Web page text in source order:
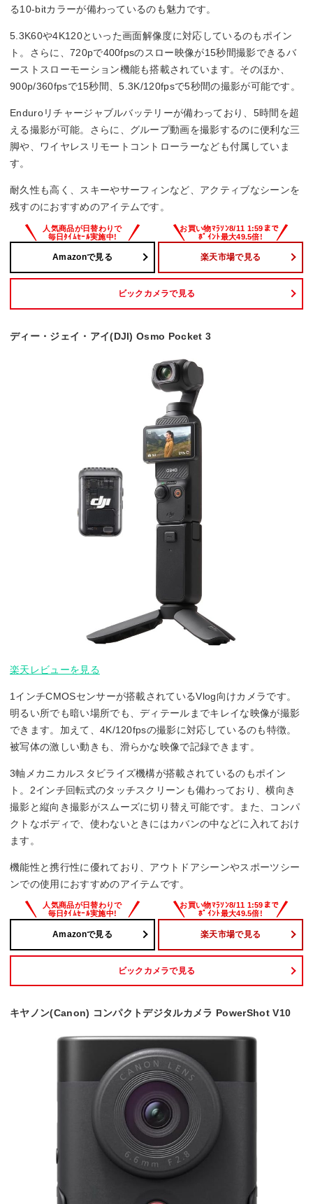
る10-bitカラーが備わっているのも魅力です。
5.3K60や4K120といった画面解像度に対応しているのもポイン
ト。さらに、720pで400fpsのスロー映像が15秒間撮影できるバ
ーストスローモーション機能も搭載されています。そのほか、
900p/360fpsで15秒間、5.3K/120fpsで5秒間の撮影が可能です。
Enduroリチャージャブルバッテリーが備わっており、5時間を超
える撮影が可能。さらに、グループ動画を撮影するのに便利な三
脚や、ワイヤレスリモートコントローラーなども付属していま
す。
耐久性も高く、スキーやサーフィンなど、アクティブなシーンを
残すのにおすすめのアイテムです。
Amazonで見る 楽天市場で見る
ビックカメラで見る
ディー・ジェイ・アイ(DJI) Osmo Pocket 3
楽天レビューを見る
1インチCMOSセンサーが搭載されているVlog向けカメラです。
明るい所でも暗い場所でも、ディテールまでキレイな映像が撮影
できます。加えて、4K/120fpsの撮影に対応しているのも特徴。
被写体の激しい動きも、滑らかな映像で記録できます。
3軸メカニカルスタビライズ機構が搭載されているのもポイン
ト。2インチ回転式のタッチスクリーンも備わっており、横向き
撮影と縦向き撮影がスムーズに切り替え可能です。また、コンパ
クトなボディで、使わないときにはカバンの中などに入れておけ
ます。
機能性と携行性に優れており、アウトドアシーンやスポーツシー
ンでの使用におすすめのアイテムです。
Amazonで見る 楽天市場で見る
ビックカメラで見る
キヤノン(Canon) コンパクトデジタルカメラ PowerShot V10